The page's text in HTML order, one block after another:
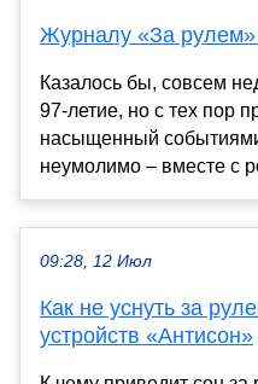
Журналу «За
Казалось бы, совсем
97-летие, но с тех пор
насыщенный
неумолимо – вместе с
09:28, 12 Июл
Как не уснуть за
устройств «Антисон»